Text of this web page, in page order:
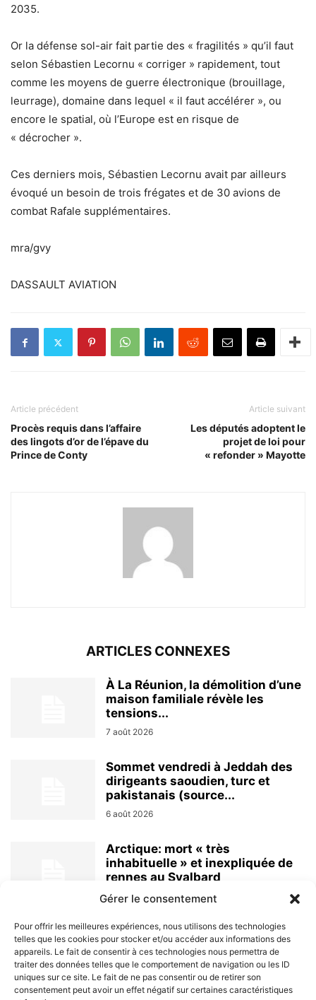
Gérer le consentement
Pour offrir les meilleures expériences, nous utilisons des technologies
telles que les cookies pour stocker et/ou accéder aux informations des
appareils. Le fait de consentir à ces technologies nous permettra de
traiter des données telles que le comportement de navigation ou les ID
uniques sur ce site. Le fait de ne pas consentir ou de retirer son
consentement peut avoir un effet négatif sur certaines caractéristiques
2035.
Or la défense sol-air fait partie des « fragilités » qu’il faut
selon Sébastien Lecornu « corriger » rapidement, tout
comme les moyens de guerre électronique (brouillage,
leurrage), domaine dans lequel « il faut accélérer », ou
encore le spatial, où l’Europe est en risque de
« décrocher ».
Ces derniers mois, Sébastien Lecornu avait par ailleurs
évoqué un besoin de trois frégates et de 30 avions de
combat Rafale supplémentaires.
mra/gvy
DASSAULT AVIATION
Article précédent
Procès requis dans l’affaire
des lingots d’or de l’épave du
Prince de Conty
Article suivant
Les députés adoptent le
projet de loi pour
« refonder » Mayotte
ARTICLES CONNEXES
À La Réunion, la démolition d’une
maison familiale révèle les
tensions...
7 août 2026
Sommet vendredi à Jeddah des
dirigeants saoudien, turc et
pakistanais (source...
6 août 2026
Arctique: mort « très
inhabituelle » et inexpliquée de
rennes au Svalbard
6 août 2026